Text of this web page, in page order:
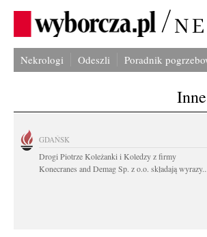
Nekrologi Odeszli Poradnik
GDAŃSK
Drogi Piotrze Koleżanki i Koledzy z firmy
Konecranes and Demag Sp. z o.o. składają wyrazy...